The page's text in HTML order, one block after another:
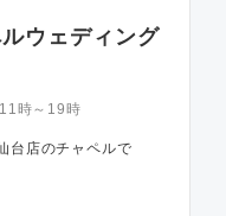
ウェディング
時～19時
台店のチャペルで